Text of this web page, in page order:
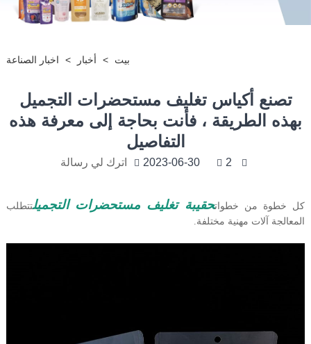
بيت > أخبار > اخبار الصناعة
تصنع أكياس تغليف مستحضرات التجميل
بهذه الطريقة ، فأنت بحاجة إلى معرفة هذه
التفاصيل
2023-06-30 2 اترك لي رسالة
كل خطوة من خطواتحقيبة تغليف مستحضرات التجميلتتطلب
المعالجة آلات مهنية مختلفة.